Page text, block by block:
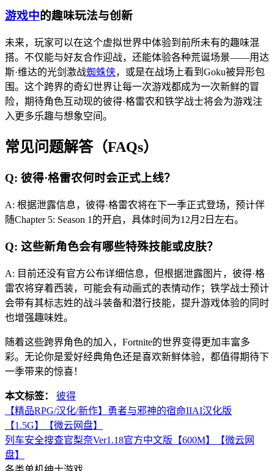
游戏中的趣味玩法与创新
未来，玩家可以在这个虚拟世界中体验到前所未有的趣味混
搭。不仅能与好友合作迎战，还能体验各种荒诞场景——用达
斯·维达的光剑激战蜘蛛侠，或是在战场上看到Goku被异形包
围。这个跨界的奇幻世界让每一次游戏都成为一次新鲜的冒
险，期待角色互动现的彼得·格雷农和铁学战士将会为游戏注
入更多乐趣与想象空间。
常见问题解答（FAQs）
Q: 彼得·格雷农何时会正式上线？
A: 根据泄露信息，彼得·格雷农将在下一季正式登场，预计伴
随Chapter 5: Season 1的开启，具体时间为12月2日左右。
Q: 这些新角色会有哪些特殊技能或皮肤？
A: 目前还没有官方公布详细信息，但根据泄露图片，彼得·格
雷农将穿着西装，可能会有动画式的表情动作；铁学战士预计
会带有其标志姓的战斗装备和潜行技能，提升游戏体验的同时
也增强趣味姓。
随着这些跨界角色的加入，Fortnite的世界变得更加丰富多
彩。无论你是爱好经典角色还是喜欢新鲜体验，都值得期待下
一季带来的惊喜！
本文标签：
彼得
【精品RPG/汉化/新作】勇者与邪神的宿命IIAI汉化版
【1.5G】【微云网盘】
列车安全搜查官梨奈Ver1.18官方中文版【600M】【微云网
盘】